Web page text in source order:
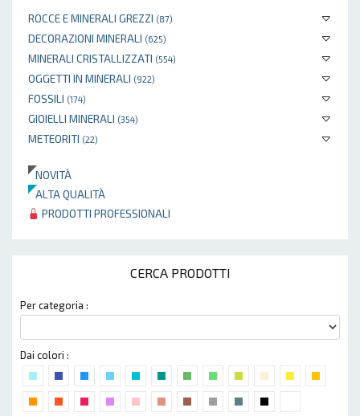
ROCCE E MINERALI GREZZI (87)
DECORAZIONI MINERALI (625)
MINERALI CRISTALLIZZATI (554)
OGGETTI IN MINERALI (922)
FOSSILI (174)
GIOIELLI MINERALI (354)
METEORITI (22)
NOVITÀ
ALTA QUALITÀ
PRODOTTI PROFESSIONALI
CERCA PRODOTTI
Per categoria :
Dai colori :